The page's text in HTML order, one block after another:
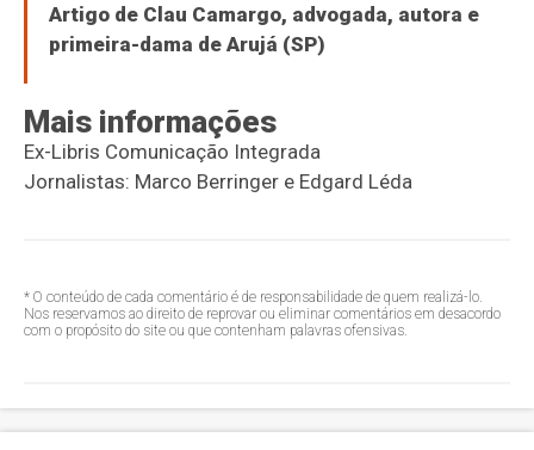
Artigo de Clau Camargo, advogada, autora e
primeira-dama de Arujá (SP)
Mais informações
Ex-Libris Comunicação Integrada
Jornalistas: Marco Berringer e Edgard Léda
* O conteúdo de cada comentário é de responsabilidade de quem realizá-lo.
Nos reservamos ao direito de reprovar ou eliminar comentários em desacordo
com o propósito do site ou que contenham palavras ofensivas.